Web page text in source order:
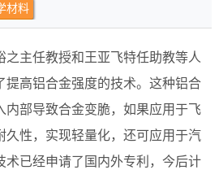
材料
之主任教授和王亚飞特任助教等人
提高铝合金强度的技术。这种铝合
内部导致合金变脆，如果应用于飞
久性，实现轻量化，还可应用于汽
术已经申请了国内外专利，今后计